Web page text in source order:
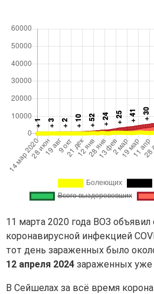
11 марта 2020 года ВОЗ
коронавирусной инфекцией
тот день зараженных было
12 апреля 2024 зараженных уже
В Сейшелах за всё время